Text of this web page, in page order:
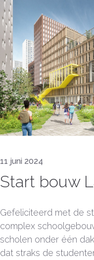
11 juni 2024
Start bouw
Gefeliciteerd met de
complex
scholen onder één
dat straks de